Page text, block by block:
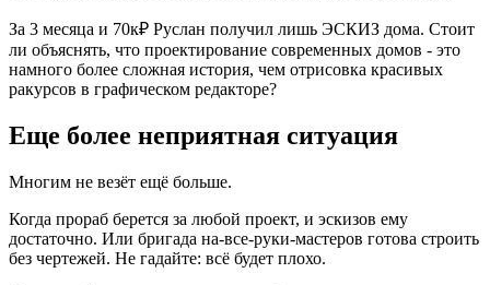
За 3 месяца и 70к₽ Руслан получил лишь ЭСКИЗ дома. Стоит
ли объяснять, что проектирование современных домов - это
намного более сложная история, чем отрисовка красивых
ракурсов в графическом редакторе?
Еще более неприятная ситуация
Многим не везёт ещё больше.
Когда прораб берется за любой проект, и эскизов ему
достаточно. Или бригада на-все-руки-мастеров готова строить
без чертежей. Не гадайте: всё будет плохо.